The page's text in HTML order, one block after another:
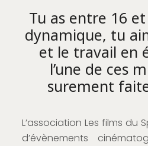
Tu as entre 16
dynamique, tu
et le travail en
l’une de ces
surement
L’association Les films du
d’évènements